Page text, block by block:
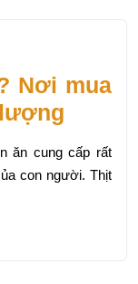
Nơi mua
ăn cung cấp rất
con người. Thịt